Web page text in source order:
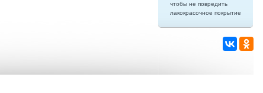
чтобы не повредить
лакокрасочное покрытие